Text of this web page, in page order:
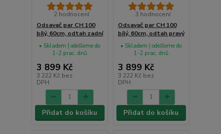
2 hodnocení
Odsavač par CH 100
bílý, 60cm, odtah zadní
3 899 Kč
3 222 Kč bez
DPH
• Skladem | odešleme do
1-2 prac. dnů
Přidat do košíku
3 hodnocení
Odsavač par CH 100
bílý, 60cm, odtah pravý
3 899 Kč
3 222 Kč bez
DPH
• Skladem | odešleme do
1-2 prac. dnů
Přidat do košíku